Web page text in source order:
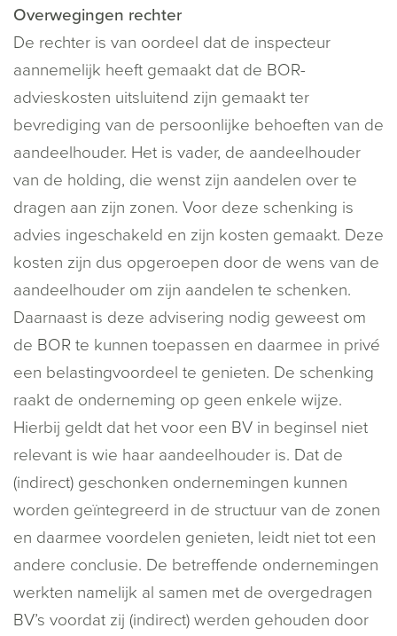
Overwegingen rechter
De rechter is van oordeel dat de inspecteur
aannemelijk heeft gemaakt dat de BOR-
advieskosten uitsluitend zijn gemaakt ter
bevrediging van de persoonlijke behoeften van de
aandeelhouder. Het is vader, de aandeelhouder
van de holding, die wenst zijn aandelen over te
dragen aan zijn zonen. Voor deze schenking is
advies ingeschakeld en zijn kosten gemaakt. Deze
kosten zijn dus opgeroepen door de wens van de
aandeelhouder om zijn aandelen te schenken.
Daarnaast is deze advisering nodig geweest om
de BOR te kunnen toepassen en daarmee in privé
een belastingvoordeel te genieten. De schenking
raakt de onderneming op geen enkele wijze.
Hierbij geldt dat het voor een BV in beginsel niet
relevant is wie haar aandeelhouder is. Dat de
(indirect) geschonken ondernemingen kunnen
worden geïntegreerd in de structuur van de zonen
en daarmee voordelen genieten, leidt niet tot een
andere conclusie. De betreffende ondernemingen
werkten namelijk al samen met de overgedragen
BV’s voordat zij (indirect) werden gehouden door